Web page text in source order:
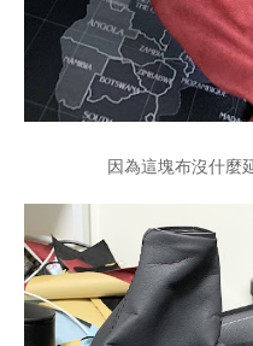
因為這塊布沒什麼